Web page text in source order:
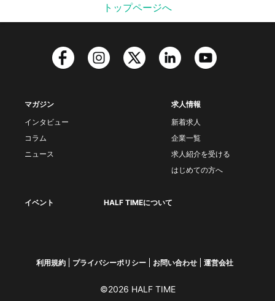
トップページへ
マガジン
インタビュー
コラム
ニュース
求人情報
新着求人
企業一覧
求人紹介を受ける
はじめての方へ
イベント HALF TIMEについて
利用規約 プライバシーポリシー お問い合わせ 運営会社
©2026 HALF TIME